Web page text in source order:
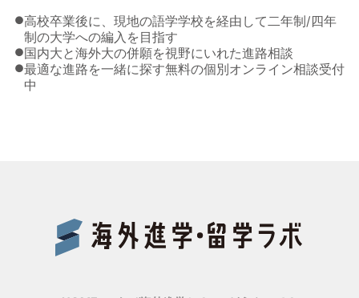
●高校卒業後に、現地の語学学校を経由して二年制/四年
制の大学への編入を目指す
●国内大と海外大の併願を視野にいれた進路相談
●最適な進路を一緒に探す無料の個別オンライン相談受付
中